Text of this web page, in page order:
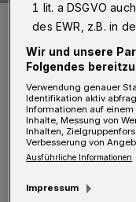
Die Hotels und
D ie NGG
Landesamts.
1 lit. a DSGVO
des EWR, z.B. in
Wir und unsere
Folgendes
Verwendung genauer
Identifikation aktiv
Informationen auf
Inhalte, Messung von
Inhalten,
Verbesserung von
Ausführliche Informationen
Impressum